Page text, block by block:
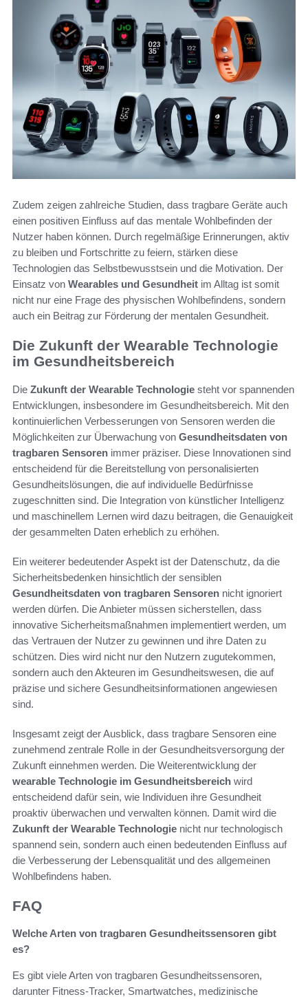
Zudem zeigen zahlreiche Studien, dass tragbare Geräte auch
einen positiven Einfluss auf das mentale Wohlbefinden der
Nutzer haben können. Durch regelmäßige Erinnerungen, aktiv
zu bleiben und Fortschritte zu feiern, stärken diese
Technologien das Selbstbewusstsein und die Motivation. Der
Einsatz von Wearables und Gesundheit im Alltag ist somit
nicht nur eine Frage des physischen Wohlbefindens, sondern
auch ein Beitrag zur Förderung der mentalen Gesundheit.
Die Zukunft der Wearable Technologie
im Gesundheitsbereich
Die Zukunft der Wearable Technologie steht vor spannenden
Entwicklungen, insbesondere im Gesundheitsbereich. Mit den
kontinuierlichen Verbesserungen von Sensoren werden die
Möglichkeiten zur Überwachung von Gesundheitsdaten von
tragbaren Sensoren immer präziser. Diese Innovationen sind
entscheidend für die Bereitstellung von personalisierten
Gesundheitslösungen, die auf individuelle Bedürfnisse
zugeschnitten sind. Die Integration von künstlicher Intelligenz
und maschinellem Lernen wird dazu beitragen, die Genauigkeit
der gesammelten Daten erheblich zu erhöhen.
Ein weiterer bedeutender Aspekt ist der Datenschutz, da die
Sicherheitsbedenken hinsichtlich der sensiblen
Gesundheitsdaten von tragbaren Sensoren nicht ignoriert
werden dürfen. Die Anbieter müssen sicherstellen, dass
innovative Sicherheitsmaßnahmen implementiert werden, um
das Vertrauen der Nutzer zu gewinnen und ihre Daten zu
schützen. Dies wird nicht nur den Nutzern zugutekommen,
sondern auch den Akteuren im Gesundheitswesen, die auf
präzise und sichere Gesundheitsinformationen angewiesen
sind.
Insgesamt zeigt der Ausblick, dass tragbare Sensoren eine
zunehmend zentrale Rolle in der Gesundheitsversorgung der
Zukunft einnehmen werden. Die Weiterentwicklung der
wearable Technologie im Gesundheitsbereich wird
entscheidend dafür sein, wie Individuen ihre Gesundheit
proaktiv überwachen und verwalten können. Damit wird die
Zukunft der Wearable Technologie nicht nur technologisch
spannend sein, sondern auch einen bedeutenden Einfluss auf
die Verbesserung der Lebensqualität und des allgemeinen
Wohlbefindens haben.
FAQ
Welche Arten von tragbaren Gesundheitssensoren gibt
es?
Es gibt viele Arten von tragbaren Gesundheitssensoren,
darunter Fitness-Tracker, Smartwatches, medizinische